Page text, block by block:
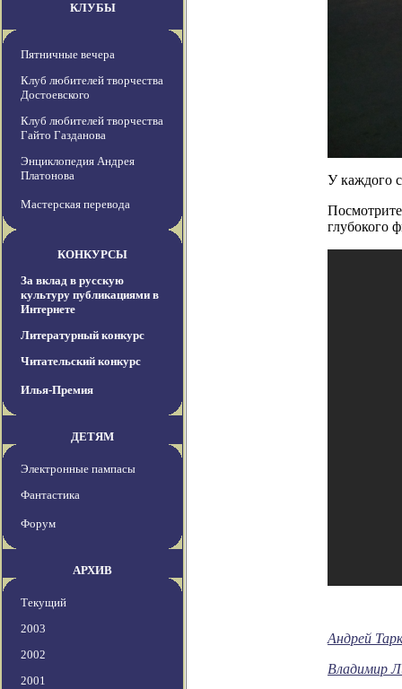
КЛУБЫ
Пятничные вечера
Клуб любителей творчества
Достоевского
Клуб любителей творчества
Гайто Газданова
Энциклопедия Андрея
Платонова
Мастерская перевода
КОНКУРСЫ
За вклад в русскую
культуру публикациями в
Интернете
Литературный конкурс
Читательский конкурс
Илья-Премия
ДЕТЯМ
Электронные пампасы
Фантастика
Форум
АРХИВ
Текущий
2003
2002
2001
У каждого
глубокого
Андрей
Владимир